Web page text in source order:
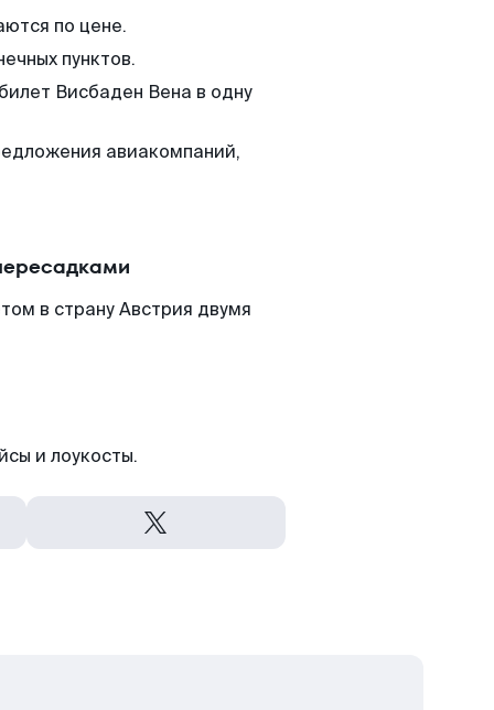
по цене.
пунктов.
Висбаден Вена в одну
авиакомпаний,
в страну Австрия двумя
и лоукосты.